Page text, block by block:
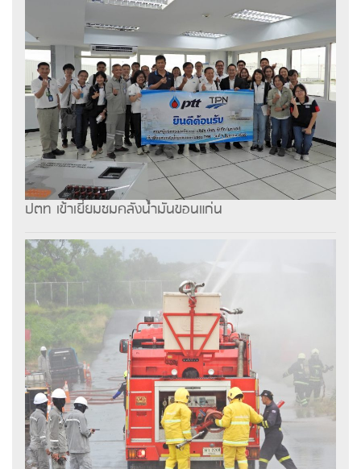
ปตท เข้าเยี่ยมชมคลังน้ำมันขอนแก่น